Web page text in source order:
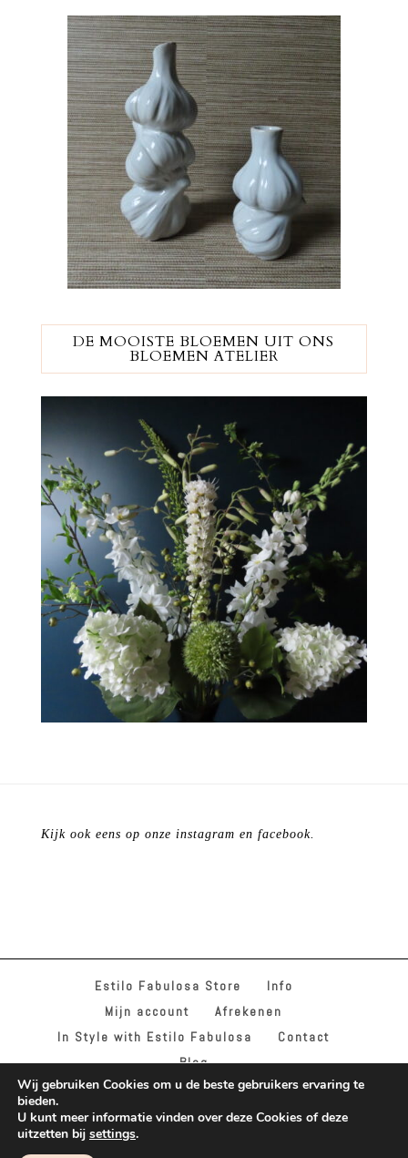
DE MOOISTE BLOEMEN UIT ONS
BLOEMEN ATELIER
Kijk ook eens op onze instagram en facebook.
Estilo Fabulosa Store
Info
Mijn account
Afrekenen
In Style with Estilo Fabulosa
Contact
Blog
Wij gebruiken Cookies om u de beste gebruikers ervaring te
bieden.
U kunt meer informatie vinden over deze Cookies of deze
uitzetten bij settings.